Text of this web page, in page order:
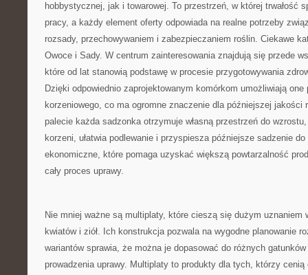
hobbystycznej, jak i towarowej. To przestrzeń, w której trwałość
pracy, a każdy element oferty odpowiada na realne potrzeby
rozsady, przechowywaniem i zabezpieczaniem roślin. Ciekawe
Owoce i Sady. W centrum zainteresowania znajdują się przede
które od lat stanowią podstawę w procesie przygotowywania
Dzięki odpowiednio zaprojektowanym komórkom umożliwiają one
korzeniowego, co ma ogromne znaczenie dla późniejszej jakości
palecie każda sadzonka otrzymuje własną przestrzeń do
korzeni, ułatwia podlewanie i przyspiesza późniejsze sadzenie
ekonomiczne, które pomaga uzyskać większą powtarzalność
cały proces uprawy.
Nie mniej ważne są multiplaty, które cieszą się dużym uznaniem
kwiatów i ziół. Ich konstrukcja pozwala na wygodne planowanie
wariantów sprawia, że można je dopasować do różnych
prowadzenia uprawy. Multiplaty to produkty dla tych, którzy cenią